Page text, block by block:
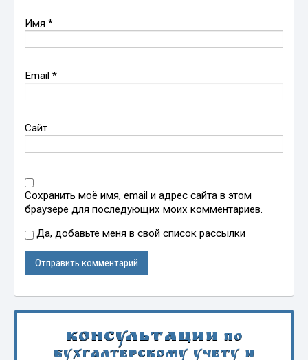
Имя*
Email*
Сайт
Сохранить моё имя, email и адрес сайта в этом
браузере для последующих моих комментариев.
Да, добавьте меня в свой список рассылки
Консультации по
бухгалтерскому учету и